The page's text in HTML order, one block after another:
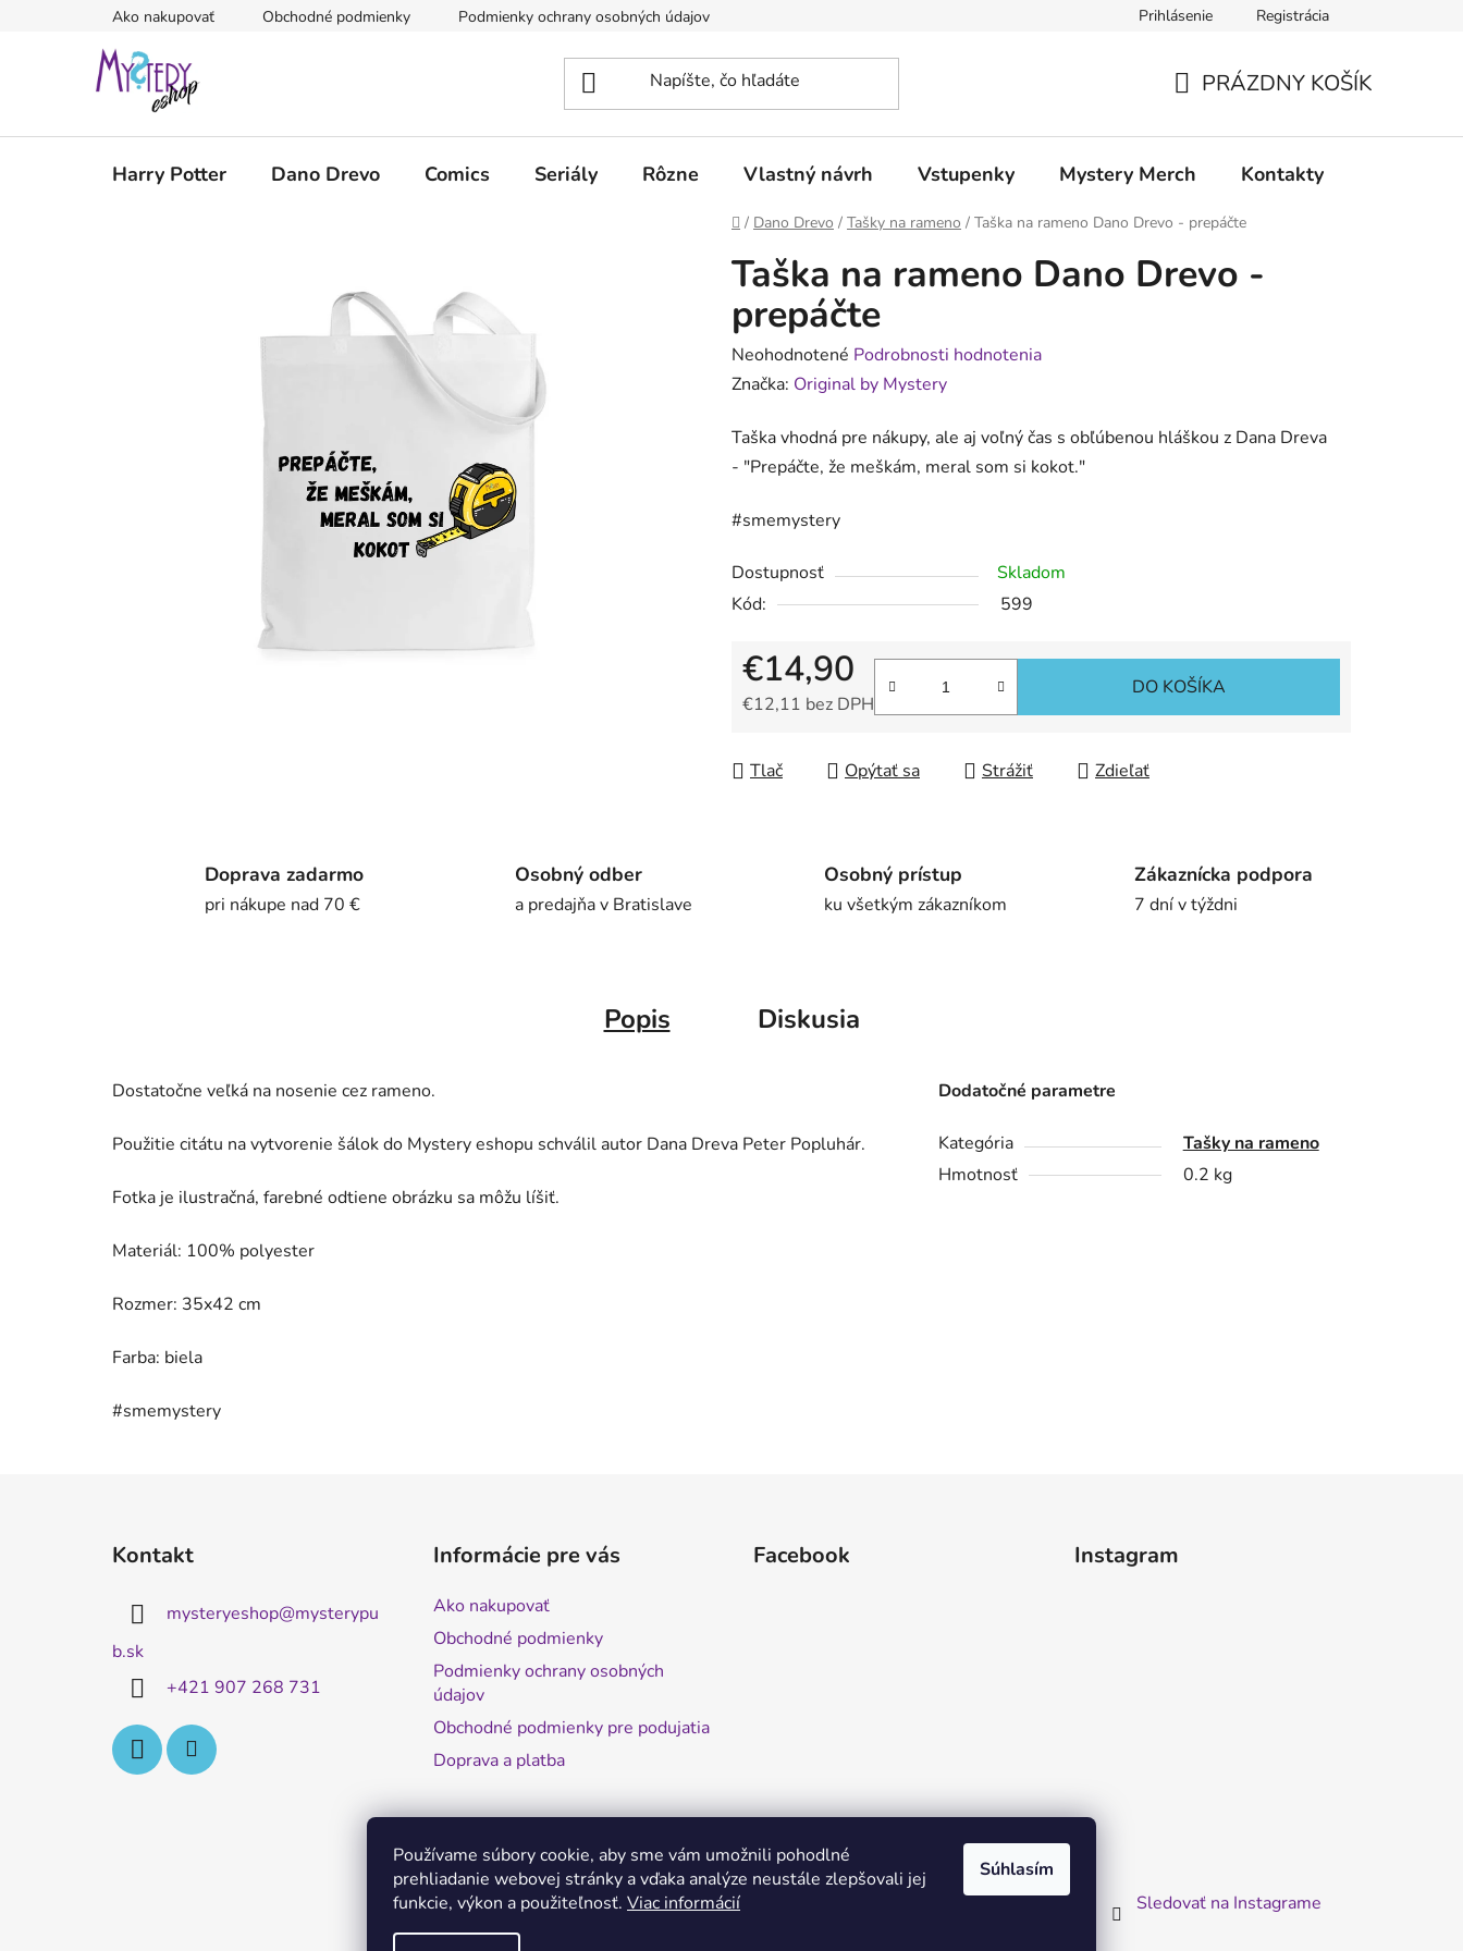
Používame súbory cookie, aby sme vám umožnili pohodlné
prehliadanie webovej stránky a vďaka analýze neustále zlepšovali jej
funkcie, výkon a použiteľnosť. Viac informácií
Súhlasím
Ako nakupovať Obchodné podmienky Podmienky ochrany osobných údajov Doprava a platbaPrihlásenie Registrácia
KOŠÍK
PRÁZDNY KOŠÍK
Harry Potter Dano Drevo Comics Seriály Rôzne Vlastný návrh Vstupenky Mystery Merch Kontakty
Domov
/ Dano Drevo / Tašky na rameno / Taška na rameno Dano Drevo - prepáčte
Taška na rameno Dano Drevo -
prepáčte
Priemerné
hodnotenie
je
0,0
5
hviezdičiek.
Neohodnotené Podrobnosti hodnotenia
Značka: Original by Mystery
Taška vhodná pre nákupy, ale aj voľný čas s obľúbenou hláškou z Dana Dreva
- "Prepáčte, že meškám, meral som si kokot."
#smemystery
Dostupnosť
Skladom
Kód:
599
€14,90
€12,11 bez DPH
DO KOŠÍKA
Tlač Opýtať sa Strážiť Zdieľať
Doprava zadarmo
pri nákupe nad 70 €
Osobný odber
a predajňa v Bratislave
Osobný prístup
ku všetkým zákazníkom
Zákaznícka podpora
7 dní v týždni
Popis Diskusia
Dostatočne veľká na nosenie cez rameno.
Použitie citátu na vytvorenie šálok do Mystery eshopu schválil autor Dana Dreva Peter Popluhár.
Fotka je ilustračná, farebné odtiene obrázku sa môžu líšiť.
Materiál: 100% polyester
Rozmer: 35x42 cm
Farba: biela
#smemystery
Dodatočné parametre
Kategória
Tašky na rameno
Hmotnosť
0.2 kg
Kontakt
mysteryeshop@mysterypu
b.sk
+421 907 268 731
Informácie pre vás
Ako nakupovať
Obchodné podmienky
Podmienky ochrany osobných
údajov
Obchodné podmienky pre podujatia
Doprava a platba
Facebook Instagram
Sledovať na Instagrame